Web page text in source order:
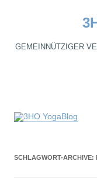
GEMEINNÜTZIGER
SCHLAGWORT-ARCHIVE: